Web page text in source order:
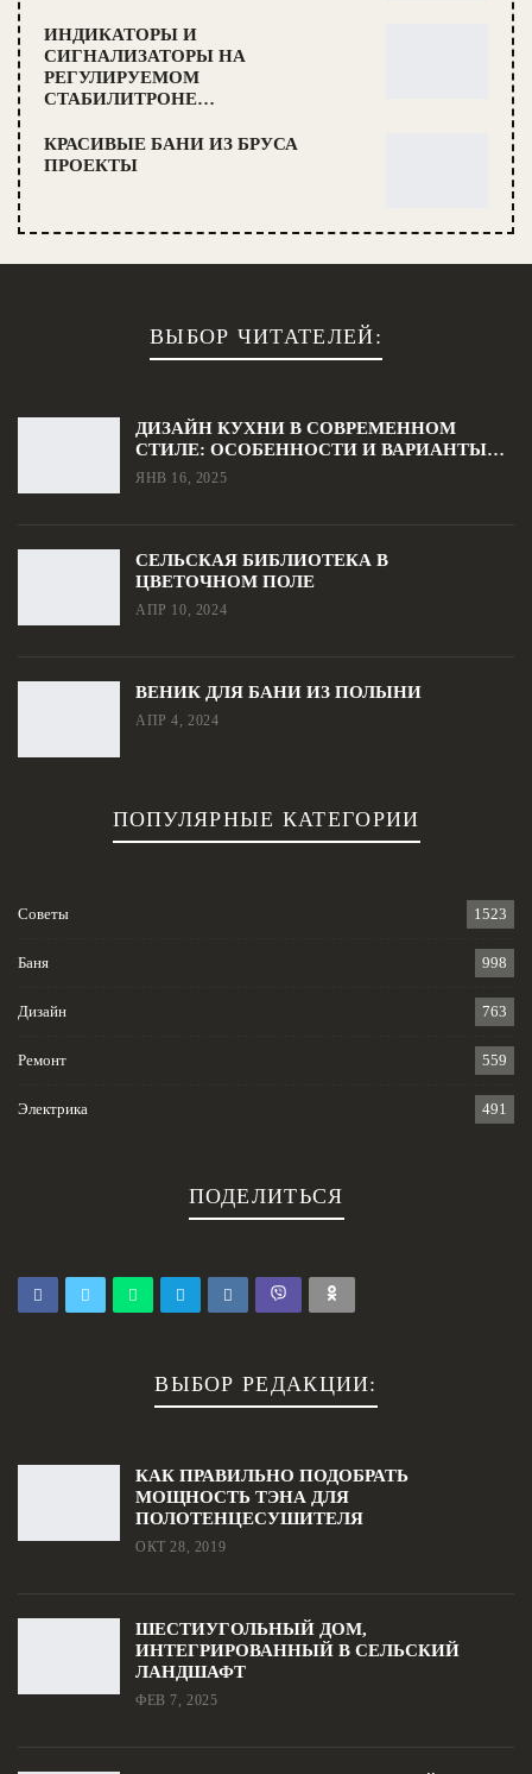
ИНДИКАТОРЫ И
СИГНАЛИЗАТОРЫ НА
РЕГУЛИРУЕМОМ
СТАБИЛИТРОНЕ…
КРАСИВЫЕ БАНИ ИЗ БРУСА
ПРОЕКТЫ
ВЫБОР ЧИТАТЕЛЕЙ:
ДИЗАЙН КУХНИ В СОВРЕМЕННОМ
СТИЛЕ: ОСОБЕННОСТИ И ВАРИАНТЫ…
ЯНВ 16, 2025
СЕЛЬСКАЯ БИБЛИОТЕКА В
ЦВЕТОЧНОМ ПОЛЕ
АПР 10, 2024
ВЕНИК ДЛЯ БАНИ ИЗ ПОЛЫНИ
АПР 4, 2024
ПОПУЛЯРНЫЕ КАТЕГОРИИ
Советы 1523
Баня 998
Дизайн 763
Ремонт 559
Электрика 491
ПОДЕЛИТЬСЯ
ВЫБОР РЕДАКЦИИ:
КАК ПРАВИЛЬНО ПОДОБРАТЬ
МОЩНОСТЬ ТЭНА ДЛЯ
ПОЛОТЕНЦЕСУШИТЕЛЯ
ОКТ 28, 2019
ШЕСТИУГОЛЬНЫЙ ДОМ,
ИНТЕГРИРОВАННЫЙ В СЕЛЬСКИЙ
ЛАНДШАФТ
ФЕВ 7, 2025